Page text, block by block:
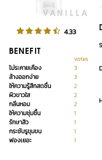
4.33
BENEFIT
votes
ไม่ระคายเคือง
3
ล้างออกง่าย
3
ให้ความรู้สึกสดชื่น
2
ผิวขาวใส
2
กลิ่นหอม
2
ให้ความชุ่มชื้น
1
รักษาสิว
1
กระชับรูขุมขน
1
ฟองเยอะ
1